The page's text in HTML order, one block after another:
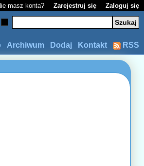
masz konta? Zarejestruj się Zaloguj się
RSS
Kontakt
Dodaj
Archiwum